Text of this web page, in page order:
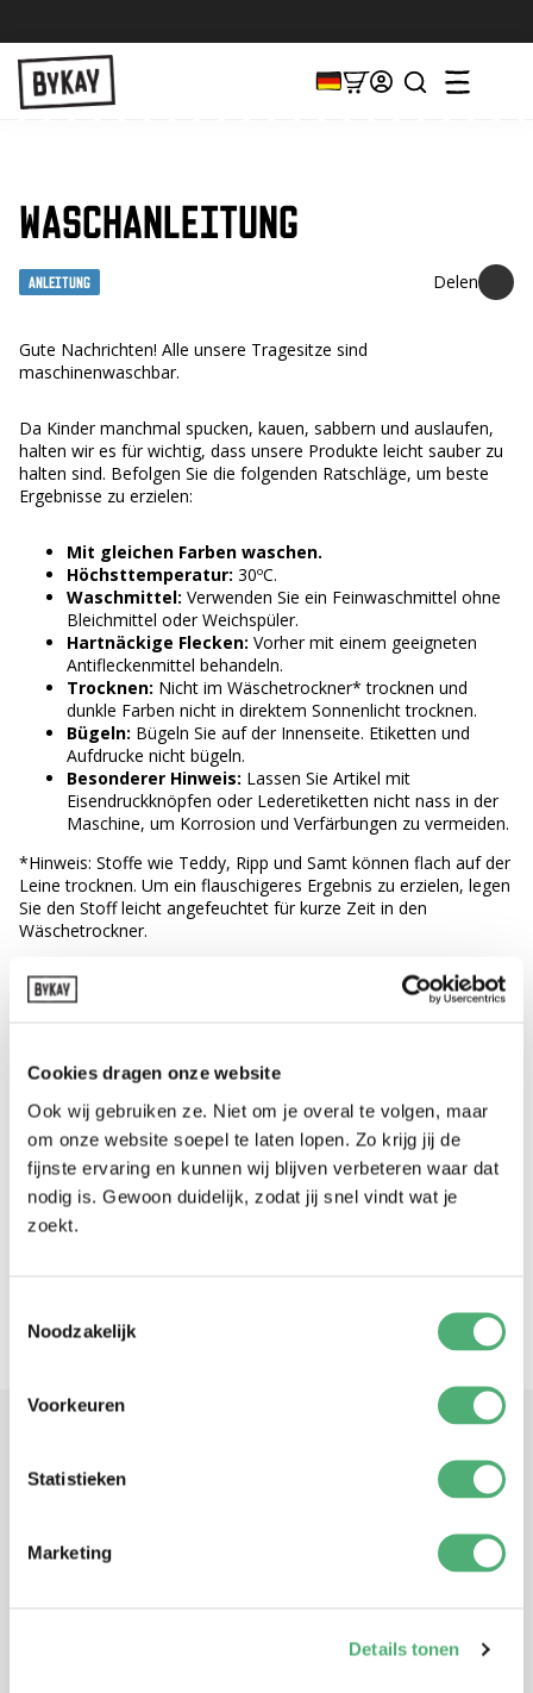
Cookies dragen onze website
Ook wij gebruiken ze. Niet om je overal te volgen, maar
om onze website soepel te laten lopen. Zo krijg jij de
fijnste ervaring en kunnen wij blijven verbeteren waar dat
nodig is. Gewoon duidelijk, zodat jij snel vindt wat je
zoekt.
Noodzakelijk
Voorkeuren
Statistieken
Marketing
Details tonen
WASCHANLEITUNG
Anleitung
Gute Nachrichten! Alle unsere Tragesitze sind
maschinenwaschbar.
Da Kinder manchmal spucken, kauen, sabbern und auslaufen,
halten wir es für wichtig, dass unsere Produkte leicht sauber zu
halten sind. Befolgen Sie die folgenden Ratschläge, um beste
Ergebnisse zu erzielen:
Mit gleichen Farben waschen.
Höchsttemperatur: 30ºC.
Waschmittel: Verwenden Sie ein Feinwaschmittel ohne
Bleichmittel oder Weichspüler.
Hartnäckige Flecken: Vorher mit einem geeigneten
Antifleckenmittel behandeln.
Trocknen: Nicht im Wäschetrockner* trocknen und
dunkle Farben nicht in direktem Sonnenlicht trocknen.
Bügeln: Bügeln Sie auf der Innenseite. Etiketten und
Aufdrucke nicht bügeln.
Besonderer Hinweis: Lassen Sie Artikel mit
Eisendruckknöpfen oder Lederetiketten nicht nass in der
Maschine, um Korrosion und Verfärbungen zu vermeiden.
*Hinweis: Stoffe wie Teddy, Ripp und Samt können flach auf der
Leine trocknen. Um ein flauschigeres Ergebnis zu erzielen, legen
Sie den Stoff leicht angefeuchtet für kurze Zeit in den
Wäschetrockner.
Wussten Sie schon, dass ByKay auch
Wäschesäcke
anbietet?
Schäden an Ihrer Maschine.
Anleitung
Melden Sie sich für unseren Newsletter an, um über ByKay auf dem